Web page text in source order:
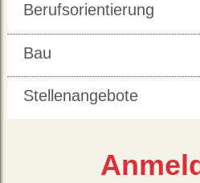
Berufsorientierung
Bau
Stellenangebote